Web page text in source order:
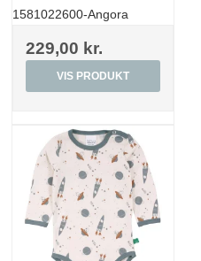
1581022600-Angora
229,00 kr.
VIS PRODUKT